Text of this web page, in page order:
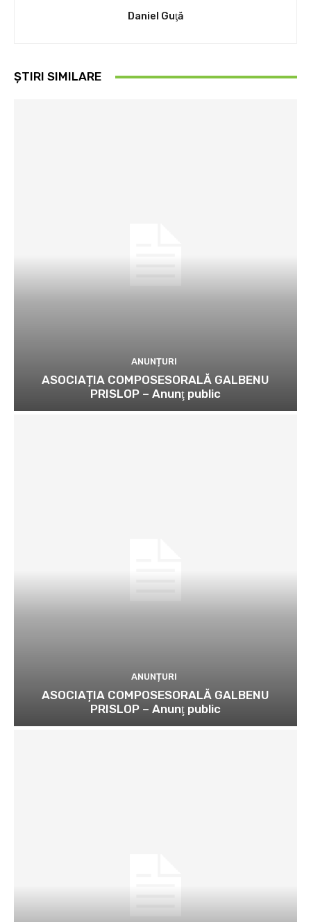
Daniel Guţă
ȘTIRI SIMILARE
ANUNȚURI
ASOCIAȚIA COMPOSESORALĂ GALBENU
PRISLOP – Anunţ public
ANUNȚURI
ASOCIAȚIA COMPOSESORALĂ GALBENU
PRISLOP – Anunţ public